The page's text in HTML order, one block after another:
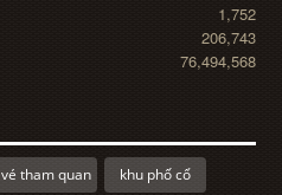
1,752
206,743
76,494,568
vé tham quan khu phố cổ